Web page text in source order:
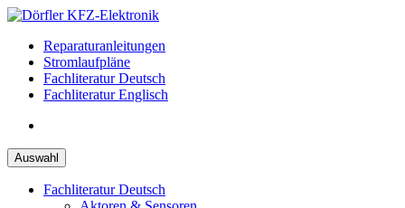
Zum
springenReparaturanleitungen
Stromlaufpläne
Fachliteratur Deutsch
Fachliteratur Englisch
Auswahl
Fachliteratur Deutsch